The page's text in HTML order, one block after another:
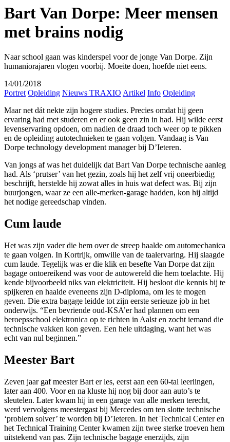
Bart Van Dorpe: Meer mensen
met brains nodig
Naar school gaan was kinderspel voor de jonge Van Dorpe. Zijn
humaniorajaren vlogen voorbij. Moeite doen, hoefde niet eens.
14/01/2018
Portret Opleiding Nieuws TRAXIO Artikel Info Opleiding
Maar net dát nekte zijn hogere studies. Precies omdat hij geen
ervaring had met studeren en er ook geen zin in had. Hij wilde eerst
levenservaring opdoen, om nadien de draad toch weer op te pikken
en de opleiding autotechnieken te gaan volgen. Vandaag is Van
Dorpe technology development manager bij D’Ieteren.
Van jongs af was het duidelijk dat Bart Van Dorpe technische aanleg
had. Als ‘prutser’ van het gezin, zoals hij het zelf vrij oneerbiedig
beschrijft, herstelde hij zowat alles in huis wat defect was. Bij zijn
buurjongen, waar ze een alle-merken-garage hadden, kon hij altijd
het nodige gereedschap vinden.
Cum laude
Het was zijn vader die hem over de streep haalde om automechanica
te gaan volgen. In Kortrijk, omwille van de taalervaring. Hij slaagde
cum laude. Tegelijk was er die klik en besefte Van Dorpe dat zijn
bagage ontoereikend was voor de autowereld die hem toelachte. Hij
kende bijvoorbeeld niks van elektriciteit. Hij besloot die kennis bij te
spijkeren en haalde eveneens zijn D-diploma, om les te mogen
geven. Die extra bagage leidde tot zijn eerste serieuze job in het
onderwijs. “Een bevriende oud-KSA’er had plannen om een
beroepsschool elektronica op te richten in Aalst en zocht iemand die
technische vakken kon geven. Een hele uitdaging, want het was
echt van nul beginnen.”
Meester Bart
Zeven jaar gaf meester Bart er les, eerst aan een 60-tal leerlingen,
later aan 400. Voor en na kluste hij nog bij door aan auto’s te
sleutelen. Later kwam hij in een garage van alle merken terecht,
werd vervolgens meestergast bij Mercedes om ten slotte technische
‘problem solver’ te worden bij D’Ieteren. In het Technical Center en
het Technical Training Center kwamen zijn twee sterke troeven hem
uitstekend van pas. Zijn technische bagage enerzijds, zijn